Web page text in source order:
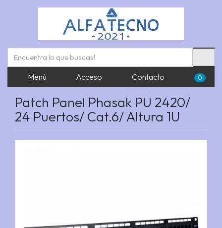
Menú Acceso Contacto 0
Patch Panel Phasak PU 2420/
24 Puertos/ Cat.6/ Altura 1U